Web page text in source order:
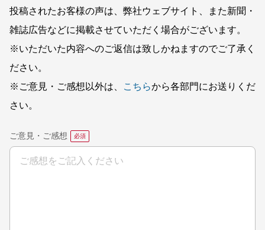
投稿されたお客様の声は、弊社ウェブサイト、また新聞・
雑誌広告などに掲載させていただく場合がございます。
※いただいた内容へのご返信は致しかねますのでご了承く
ださい。
※ご意見・ご感想以外は、
こちらから各部門にお送りくだ
さい。
ご意見・ご感想